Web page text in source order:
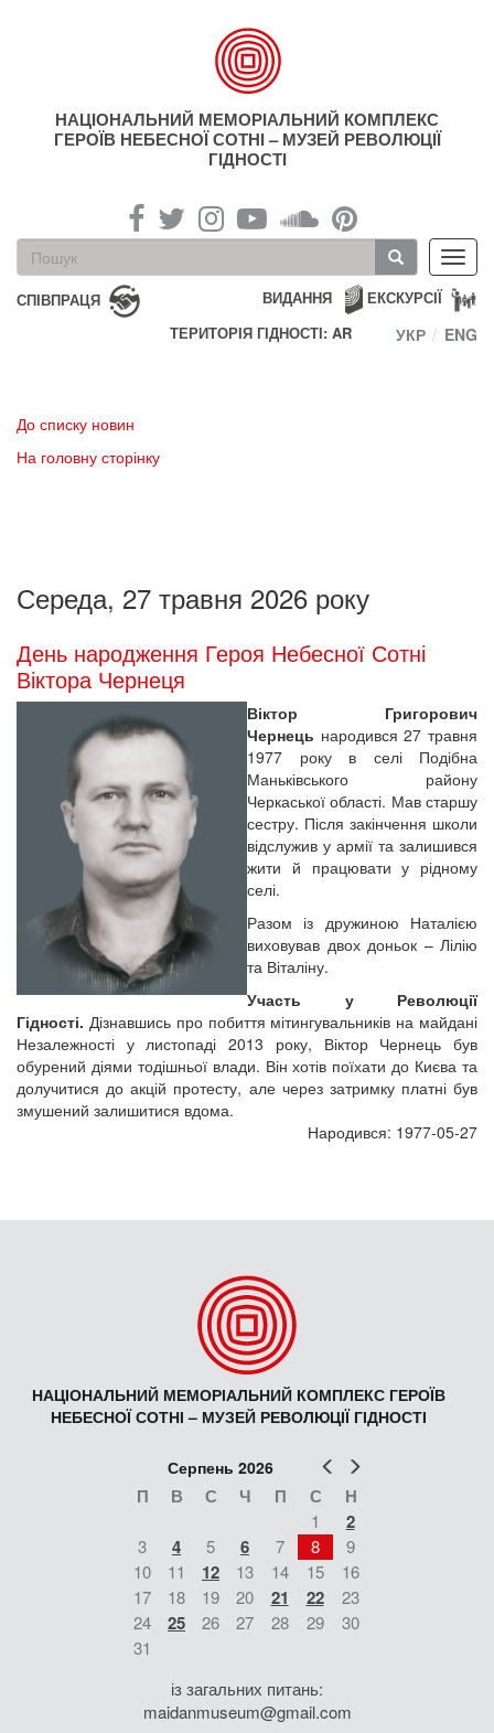
НАЦІОНАЛЬНИЙ МЕМОРІАЛЬНИЙ КОМПЛЕКС
ГЕРОЇВ НЕБЕСНОЇ СОТНІ – МУЗЕЙ РЕВОЛЮЦІЇ
ГІДНОСТІ
Пошукова
форма
Пошук
СПІВПРАЦЯ ЕКСКУРСІЇ
ВИДАННЯ
ТЕРИТОРІЯ ГІДНОСТІ: AR
УКР ENG
До списку новин
На головну сторінку
Середа, 27 травня 2026 року
День народження Героя Небесної Сотні
Віктора Чернеця
Віктор Григорович
Чернець народився 27 травня
1977 року в селі Подібна
Маньківського району
Черкаської області. Мав старшу
сестру. Після закінчення школи
відслужив у армії та залишився
жити й працювати у рідному
селі.
Разом із дружиною Наталією
виховував двох доньок – Лілію
та Віталіну.
Участь у Революції
Гідності. Дізнавшись про побиття мітингувальників на майдані
Незалежності у листопаді 2013 року, Віктор Чернець був
обурений діями тодішньої влади. Він хотів поїхати до Києва та
долучитися до акцій протесту, але через затримку платні був
змушений залишитися вдома.
Народився: 1977-05-27
НАЦІОНАЛЬНИЙ МЕМОРІАЛЬНИЙ КОМПЛЕКС ГЕРОЇВ
НЕБЕСНОЇ СОТНІ – МУЗЕЙ РЕВОЛЮЦІЇ ГІДНОСТІ
Попер
Серпень 2026
П В С Ч П С Н
1 2
3 4 5 6 7 8
9
10
11 12 13 14 15
16
17
18 19 20 21 22
23
24
25 26 27 28 29
30
31
із загальних питань:
maidanmuseum@gmail.com